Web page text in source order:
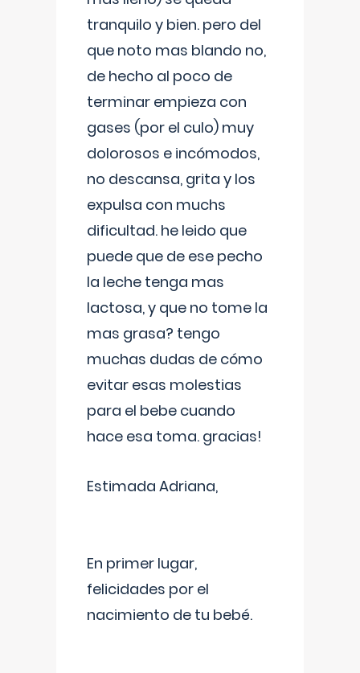
tranquilo y bien. pero del
que noto mas blando no,
de hecho al poco de
terminar empieza con
gases (por el culo) muy
dolorosos e incómodos,
no descansa, grita y los
expulsa con muchs
dificultad. he leido que
puede que de ese pecho
la leche tenga mas
lactosa, y que no tome la
mas grasa? tengo
muchas dudas de cómo
evitar esas molestias
para el bebe cuando
hace esa toma. gracias!
Estimada Adriana,
En primer lugar,
felicidades por el
nacimiento de tu bebé.